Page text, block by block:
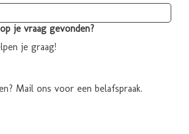
je vraag gevonden?
je graag!
Mail ons voor een belafspraak.